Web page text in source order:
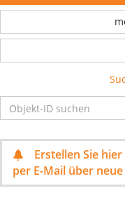
Erstellen Sie
per E-Mail über